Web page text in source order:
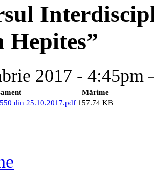
Hepites”
2017 -
Mărime
din 25.10.2017.pdf 157.74 KB